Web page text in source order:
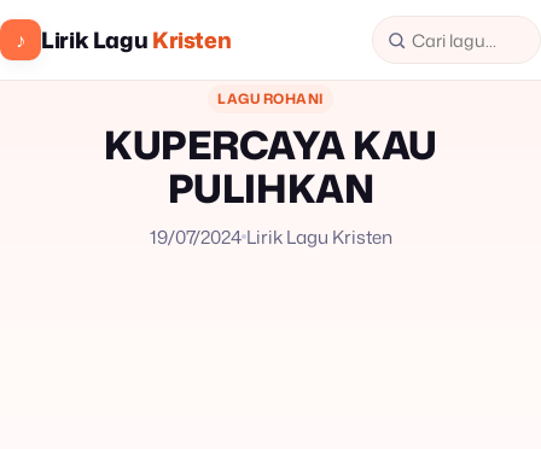
♪ Lirik LaguKristen
LAGU ROHANI
KUPERCAYA KAU
PULIHKAN
19/07/2024Lirik Lagu Kristen